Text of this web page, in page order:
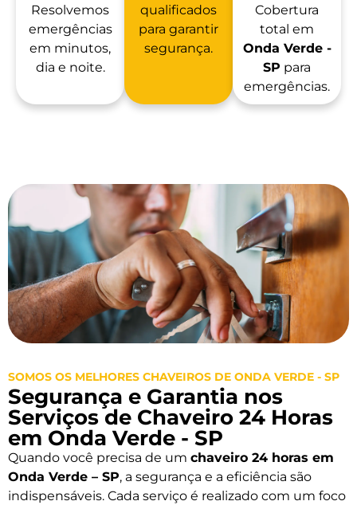
Resolvemos
emergências
em minutos,
dia e noite.
qualificados
para garantir
segurança.
Cobertura
total em
Onda Verde -
SP para
emergências.
SOMOS OS MELHORES CHAVEIROS DE ONDA VERDE - SP
Segurança e Garantia nos
Serviços de Chaveiro 24 Horas
em Onda Verde - SP
Quando você precisa de um chaveiro 24 horas em
Onda Verde – SP, a segurança e a eficiência são
indispensáveis. Cada serviço é realizado com um foco